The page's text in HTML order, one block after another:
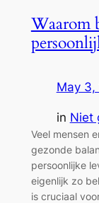
Waarom
May 3,
in Niet
Veel mensen
gezonde
persoonlijke
eigenlijk zo
is cruciaal